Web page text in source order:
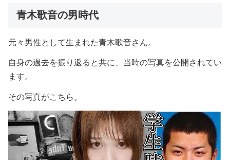
青木歌音の男時代
元々男性として生まれた青木歌音さん。
自身の過去を振り返ると共に、当時の写真を公開されてい
ます。
その写真がこちら。